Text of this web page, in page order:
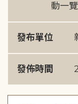
動一
發布單位
發佈時間